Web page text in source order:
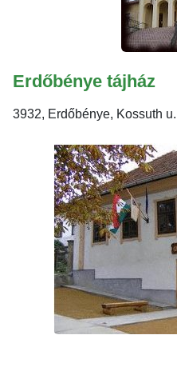
Erdőbénye tájház
3932, Erdőbénye, Kossuth